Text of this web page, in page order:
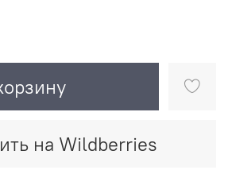
на Wildberries